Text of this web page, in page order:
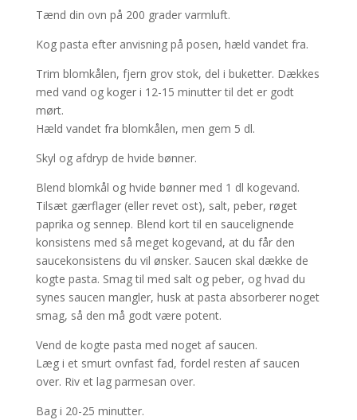
Tænd din ovn på 200 grader varmluft.
Kog pasta efter anvisning på posen, hæld vandet fra.
Trim blomkålen, fjern grov stok, del i buketter. Dækkes
med vand og koger i 12-15 minutter til det er godt
mørt.
Hæld vandet fra blomkålen, men gem 5 dl.
Skyl og afdryp de hvide bønner.
Blend blomkål og hvide bønner med 1 dl kogevand.
Tilsæt gærflager (eller revet ost), salt, peber, røget
paprika og sennep. Blend kort til en saucelignende
konsistens med så meget kogevand, at du får den
saucekonsistens du vil ønsker. Saucen skal dække de
kogte pasta. Smag til med salt og peber, og hvad du
synes saucen mangler, husk at pasta absorberer noget
smag, så den må godt være potent.
Vend de kogte pasta med noget af saucen.
Læg i et smurt ovnfast fad, fordel resten af saucen
over. Riv et lag parmesan over.
Bag i 20-25 minutter.